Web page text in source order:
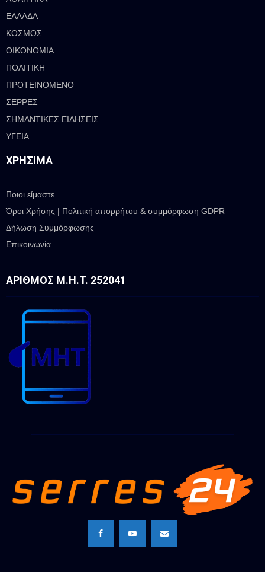
ΕΛΛΑΔΑ
ΚΟΣΜΟΣ
ΟΙΚΟΝΟΜΙΑ
ΠΟΛΙΤΙΚΗ
ΠΡΟΤΕΙΝΟΜΕΝΟ
ΣΕΡΡΕΣ
ΣΗΜΑΝΤΙΚΕΣ ΕΙΔΗΣΕΙΣ
ΥΓΕΙΑ
ΧΡΉΣΙΜΑ
Ποιοι είμαστε
Όροι Χρήσης | Πολιτική απορρήτου & συμμόρφωση GDPR
Δήλωση Συμμόρφωσης
Επικοινωνία
ΑΡΙΘΜΌΣ Μ.Η.Τ. 252041